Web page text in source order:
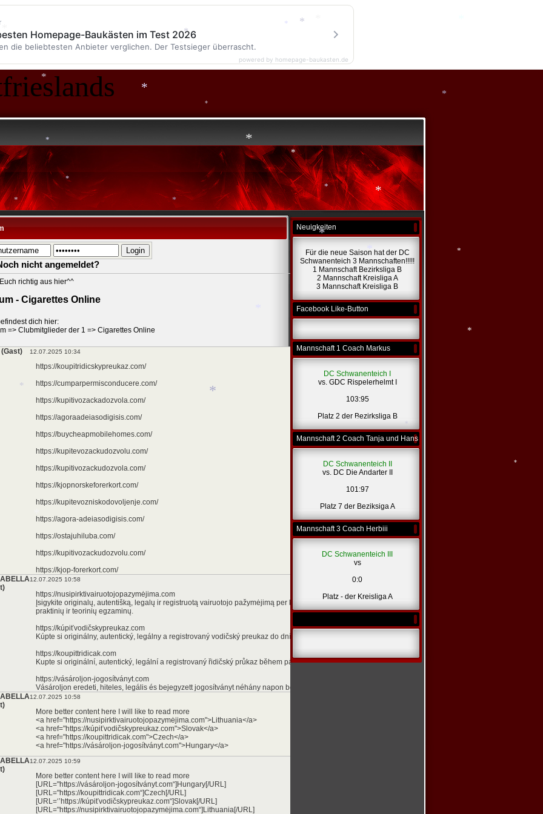
nicht angemeldet?
richtig aus hier^^
- Cigarettes Online
dich hier:
=> Clubmitglieder der 1 => Cigarettes Online
(Gast) 12.07.2025 10:34
https://koupitridicskypreukaz.com/
https://cumparpermisconducere.com/
https://kupitivozackadozvola.com/
https://agoraadeiasodigisis.com/
https://buycheapmobilehomes.com/
https://kupitevozackudozvolu.com/
https://kupitivozackudozvola.com/
https://kjopnorskeforerkort.com/
https://kupitevozniskodovoljenje.com/
https://agora-adeiasodigisis.com/
https://ostajuhiluba.com/
https://kupitivozackudozvolu.com/
https://kjop-forerkort.com/
12.07.2025 10:58
https://nusipirktivairuotojopazymėjima.com
Įsigykite originalų, autentišką, legalų ir registruotą vairuotojo pažymėjimą per kelias dienas. Jūsų vairuotojo pažymėjimas yra teisėtas, įregistruotas jūsų
praktinių ir teorinių egzaminų.
https://kúpiťvodičskypreukaz.com
Kúpte si originálny, autentický, legálny a registrovaný vodičský preukaz do dní. Váš vodičský preukaz je legálny, zaregistrovaný vo vašej potrebnej
https://koupittridicak.com
Kupte si originální, autentický, legální a registrovaný řidičský průkaz během pár dnů. Váš řidičský průkaz je legální, evidovaný ve vámi požadované
https://vásároljon-jogosítványt.com
Vásároljon eredeti, hiteles, legális és bejegyzett jogosítványt néhány napon belül. A jogosítványa legális, az Ön kötelező adatbázisában és az
12.07.2025 10:58
More better content here I will like to read more
<a href="https://nusipirktivairuotojopazymėjima.com">Lithuania</a>
<a href="https://kúpiťvodičskypreukaz.com">Slovak</a>
<a href="https://koupittridicak.com">Czech</a>
<a href="https://vásároljon-jogosítványt.com">Hungary</a>
12.07.2025 10:59
More better content here I will like to read more
[URL="https://vásároljon-jogosítványt.com“]Hungary[/URL]
[URL="https://koupittridicak.com“]Czech[/URL]
[URL=‘’https://kúpiťvodičskypreukaz.com“]Slovak[/URL]
[URL="https://nusipirktivairuotojopazymėjima.com“]Lithuania[/URL]
Neuigkeiten
Für die neue Saison hat der DC
Schwanenteich 3 Mannschaften!!!!!
1 Mannschaft Bezirksliga B
2 Mannschaft Kreisliga A
3 Mannschaft Kreisliga B
Facebook Like-Button
Mannschaft 1 Coach Markus
DC Schwanenteich I
vs. GDC Rispelerhelmt I
103:95
Platz 2 der Bezirksliga B
Mannschaft 2 Coach Tanja und Hans
DC Schwanenteich II
vs. DC Die Andarter II
101:97
Platz 7 der Beziksiga A
Mannschaft 3 Coach Herbiii
DC Schwanenteich III
vs
0:0
Platz - der Kreisliga A
Homepage-Baukästen im Test 2026
die beliebtesten Anbieter verglichen. Der Testsieger überrascht.
powered by homepage-baukasten.de
*
*
*
*
*
*
*
*
*
* *
*
*
*
*
*
*
*